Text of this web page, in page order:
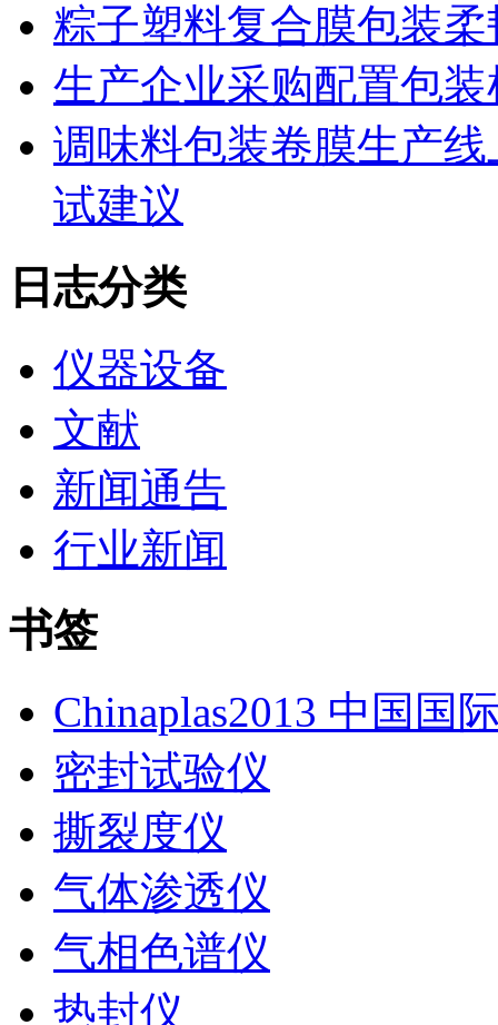
粽子塑料复合膜包装
生产企业采购配置包
调味料包装卷膜生产
试建议
日志分类
仪器设备
文献
新闻通告
行业新闻
书签
Chinaplas2013 中国国
密封试验仪
撕裂度仪
气体渗透仪
气相色谱仪
热封仪